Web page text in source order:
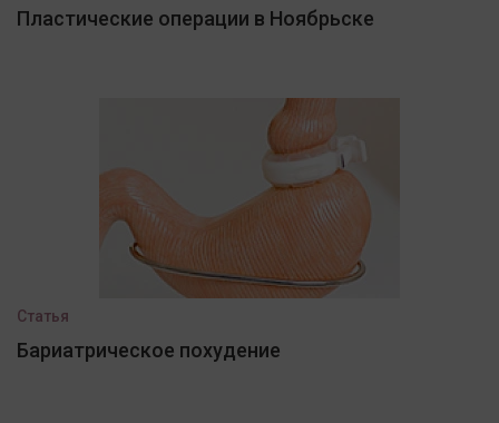
Пластические операции в Ноябрьске
Статья
Бариатрическое похудение